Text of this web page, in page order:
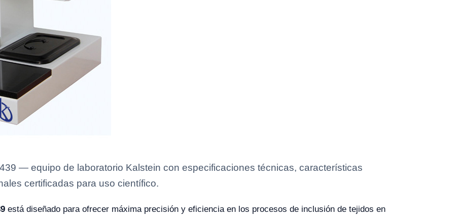
— equipo de laboratorio Kalstein con especificaciones técnicas, características
certificadas para uso científico.
está diseñado para ofrecer máxima precisión y eficiencia en los procesos de inclusión de tejidos en